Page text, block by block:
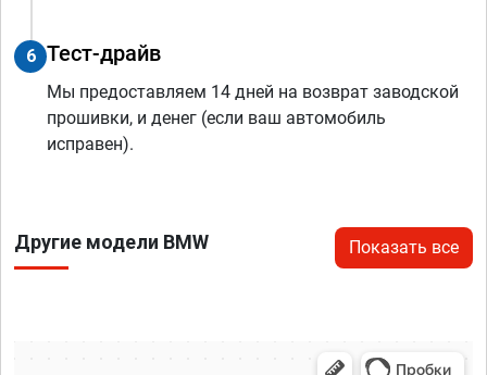
6 Тест-драйв
Мы предоставляем 14 дней на возврат заводской
прошивки, и денег (если ваш автомобиль
исправен).
Другие модели BMW Показать все